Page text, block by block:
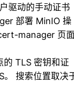
驱动的手动证书
部署 MinIO 操
manager 页
的 TLS 密钥和证
。 搜索位置取决